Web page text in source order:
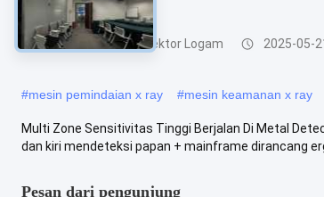
Berjalan Melalui Detektor Logam 2025-05-
#mesin pemindaian x ray #mesin keamanan x ray
Multi Zone Sensitivitas Tinggi Berjalan Di Metal
dan kiri mendeteksi papan + mainframe dirancang
Pesan dari pengunjung